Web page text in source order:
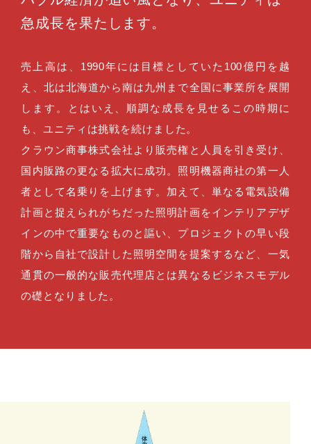
急成長を果たします。
売上高は、1990年には目標としていた100億円を越
え、北は北海道から南は九州まで全国に事業所を展開
します。とはいえ、順調な成長を見せるこの時期に
も、ユニティは挑戦を続けました。
クラウン商事株式会社より販売権と人員を引き受け、
国内販路の更なる拡大に成功。照明機器商社の第一人
者として名乗りを上げます。加えて、単なる電気設備
計画と捉えられがちだった照明計画をインテリアデザ
インの中で重要なものと謳い、プロジェクトの早い段
階から自社で設計した照明空間を提案するなど、一気
通貫の一般的な販売代理店とは異なるビジネスモデル
の礎となりました。